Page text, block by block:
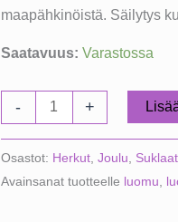
maapähkinöistä. Säilytys
Saatavuus: Varastossa
-
Chocolate
and
+
Osastot: Herkut, Joulu,
Avainsanat tuotteelle luomu,